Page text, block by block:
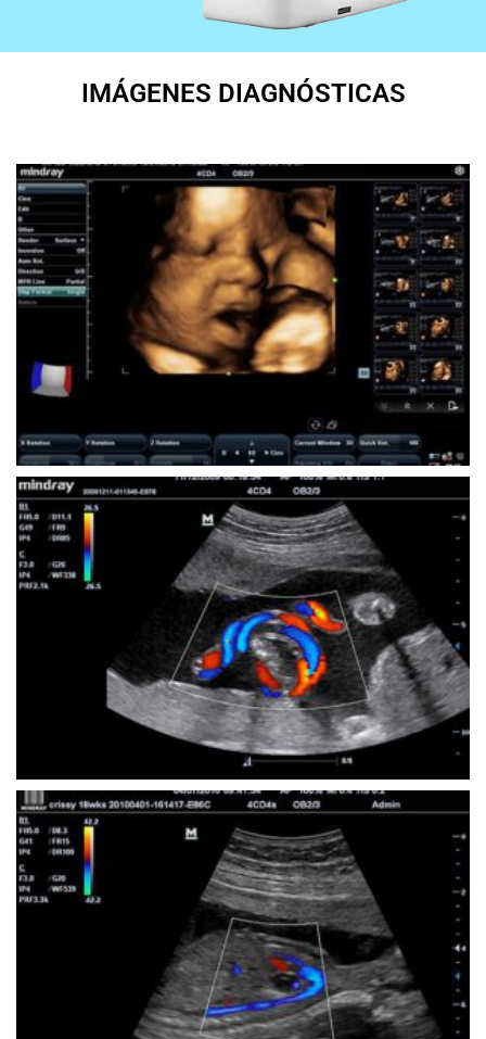
IMÁGENES DIAGNÓSTICAS